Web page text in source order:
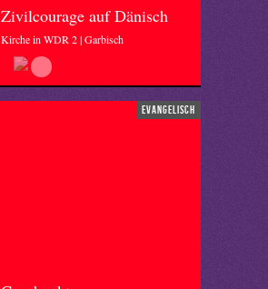
Zivilcourage auf Dänisch
Kirche in WDR 2 | Garbisch
evangelisch